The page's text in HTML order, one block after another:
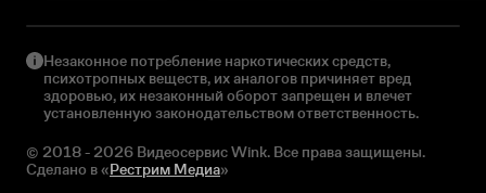
Незаконное потребление наркотических средств,
психотропных веществ, их аналогов причиняет вред
здоровью, их незаконный оборот запрещен и влечет
установленную законодательством ответственность.
© 2018 - 2026 Видеосервис Wink. Все права защищены.
Сделано в «Рестрим Медиа»